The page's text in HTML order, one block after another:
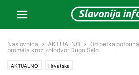
Naslovnica AKTUALNO
Od petka
prometa kroz kolodvor Dugo Selo
AKTUALNO Hrvatska